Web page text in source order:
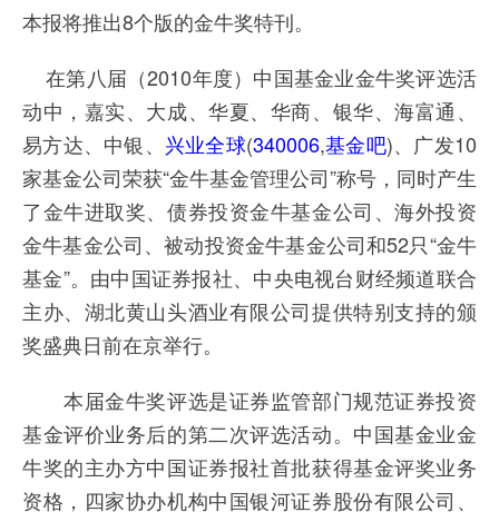
本报将推出8个版的金牛奖特刊。
在第八届（2010年度）中国基金业金牛奖评选活
动中，嘉实、大成、华夏、华商、银华、海富通、
易方达、中银、 兴业全球(340006,基金吧)、广发10
家基金公司荣获“金牛基金管理公司”称号，同时产生
了金牛进取奖、债券投资金牛基金公司、海外投资
金牛基金公司、被动投资金牛基金公司和52只“金牛
基金”。由中国证券报社、中央电视台财经频道联合
主办、湖北黄山头酒业有限公司提供特别支持的颁
奖盛典日前在京举行。
本届金牛奖评选是证券监管部门规范证券投资
基金评价业务后的第二次评选活动。中国基金业金
牛奖的主办方中国证券报社首批获得基金评奖业务
资格，四家协办机构中国银河证券股份有限公司、